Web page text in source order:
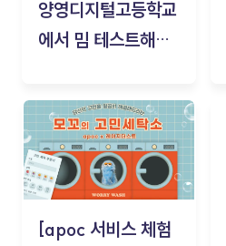
양영디지털고등학교
에서 밈 테스트해보
[apoc 서비스 체험